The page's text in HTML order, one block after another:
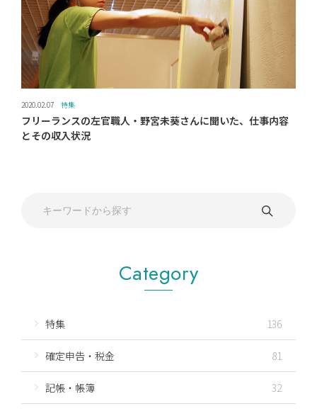
2020.02.07 特集
フリーランスの左官職人・野宮未葵さんに聞いた、仕事内容
とその収入状況
Category
特集 136
確定申告・税金 81
記帳・帳簿 32